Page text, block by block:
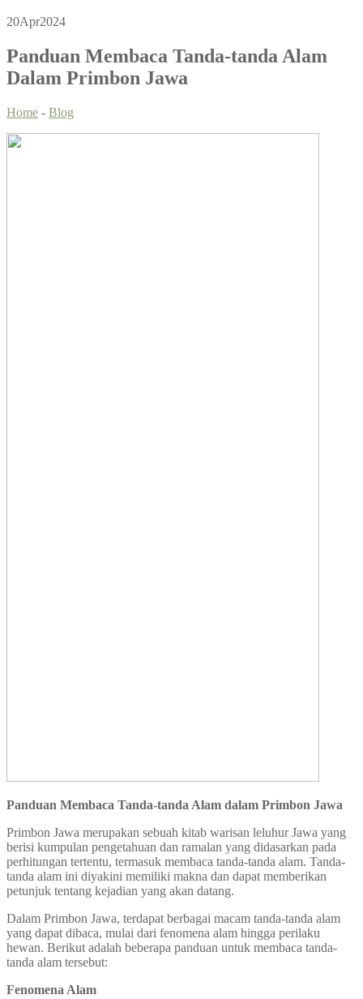
20Apr2024
Panduan Membaca Tanda-tanda Alam
Dalam Primbon Jawa
Home - Blog
Panduan Membaca Tanda-tanda Alam dalam Primbon Jawa
Primbon Jawa merupakan sebuah kitab warisan leluhur Jawa yang
berisi kumpulan pengetahuan dan ramalan yang didasarkan pada
perhitungan tertentu, termasuk membaca tanda-tanda alam. Tanda-
tanda alam ini diyakini memiliki makna dan dapat memberikan
petunjuk tentang kejadian yang akan datang.
Dalam Primbon Jawa, terdapat berbagai macam tanda-tanda alam
yang dapat dibaca, mulai dari fenomena alam hingga perilaku
hewan. Berikut adalah beberapa panduan untuk membaca tanda-
tanda alam tersebut:
Fenomena Alam